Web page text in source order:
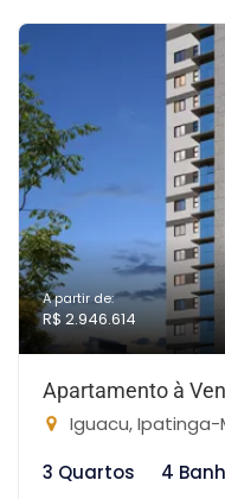
A partir de:
R$ 2.946.614
Apartamento à
Iguacu, Ipatinga-
3 Quartos
4